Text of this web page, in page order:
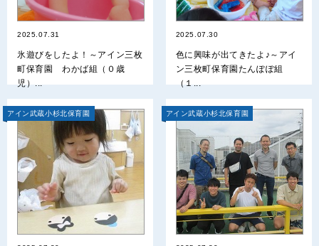
2025.07.31
氷遊びをしたよ！～アイン三枚
町保育園 わかば組（０歳
児）...
2025.07.30
色に興味が出てきたよ♪～アイ
ン三枚町保育園たんぽぽ組
（１...
アイン武蔵小杉北保育園 アイン武蔵小杉北保育園